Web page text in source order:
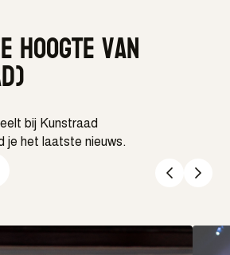
van
bij Kunstraad
je het laatste nieuws.